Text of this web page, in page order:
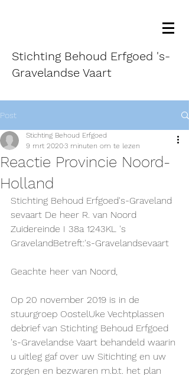
Stichting Behoud Erfgoed 's-
Gravelandse Vaart
Post
Reactie Provincie Noord-
Holland
Stichting Behoud Erfgoed
9 mrt 20203 minuten om te lezen
Stichting Behoud Erfgoed's-Graveland
sevaart De heer R. van Noord
Zuidereinde I 38a 1243KL 's
GravelandBetreft:'s-Gravelandsevaart
Geachte heer van Noord,
Op 20 november 2019 is in de
stuurgroep OostelUke Vechtplassen
debrief van Stichting Behoud Erfgoed
's-Gravelandse Vaart behandeld waarin
u uitleg gaf over uw Sitichting en uw
zorgen en bezwaren m.b.t. het plan